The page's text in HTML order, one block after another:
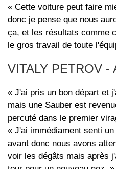
« Cette voiture peut faire
donc je pense que nous
ça, et les résultats comme
le gros travail de toute
VITALY PETROV -
« J'ai pris un bon départ et
mais une Sauber est
percuté dans le premier
« J'ai immédiament senti
avant donc nous avons
voir les dégâts mais après